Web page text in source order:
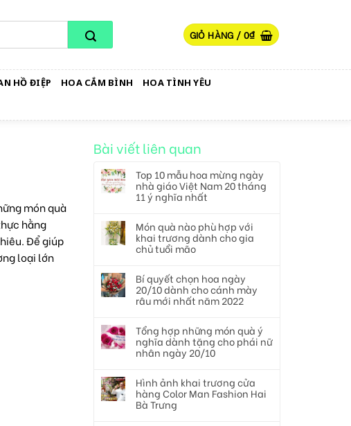
GIỎ HÀNG / 0₫
HỒ ĐIỆP HOA CẮM BÌNH
HOA TÌNH YÊU
món quà
hằng
Để giúp
loại lớn
Bài viết liên quan
Top 10 mẫu hoa mừng ngày
nhà giáo Việt Nam 20 tháng
11 ý nghĩa nhất
Món quà nào phù hợp với
khai trương dành cho gia
chủ tuổi mão
Bí quyết chọn hoa ngày
20/10 dành cho cánh mày
râu mới nhất năm 2022
Tổng hợp những món quà ý
nghĩa dành tặng cho phái nữ
nhân ngày 20/10
Hình ảnh khai trương cửa
hàng Color Man Fashion Hai
Bà Trưng